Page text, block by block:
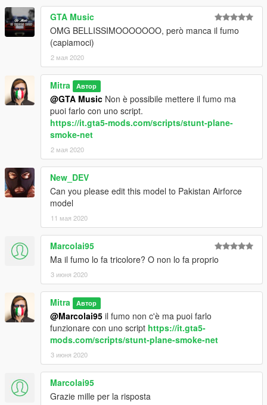
GTA Music
OMG BELLISSIMOOOOOOO, però manca il fumo
(capiamoci)
2 мая 2020
Mitra Автор
@GTA Music Non è possibile mettere il fumo ma
puoi farlo con uno script.
https://it.gta5-mods.com/scripts/stunt-plane-
smoke-net
2 мая 2020
New_DEV
Can you please edit this model to Pakistan Airforce
model
11 мая 2020
Marcolai95
Ma il fumo lo fa tricolore? O non lo fa proprio
3 июня 2020
Mitra Автор
@Marcolai95 il fumo non c'è ma puoi farlo
funzionare con uno script https://it.gta5-
mods.com/scripts/stunt-plane-smoke-net
3 июня 2020
Marcolai95
Grazie mille per la risposta